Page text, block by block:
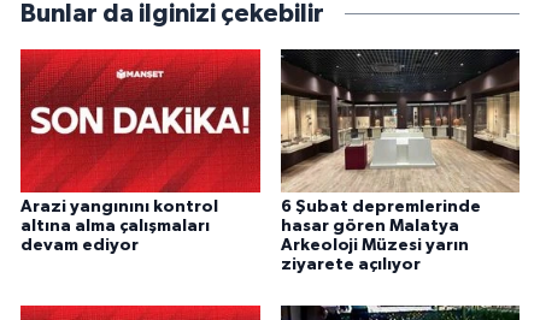
Bunlar da ilginizi çekebilir
Arazi yangınını kontrol
altına alma çalışmaları
devam ediyor
6 Şubat depremlerinde
hasar gören Malatya
Arkeoloji Müzesi yarın
ziyarete açılıyor